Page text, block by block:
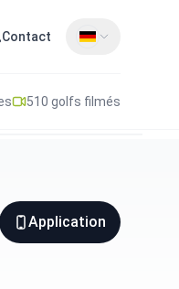
Contact
510 golfs filmés
Application